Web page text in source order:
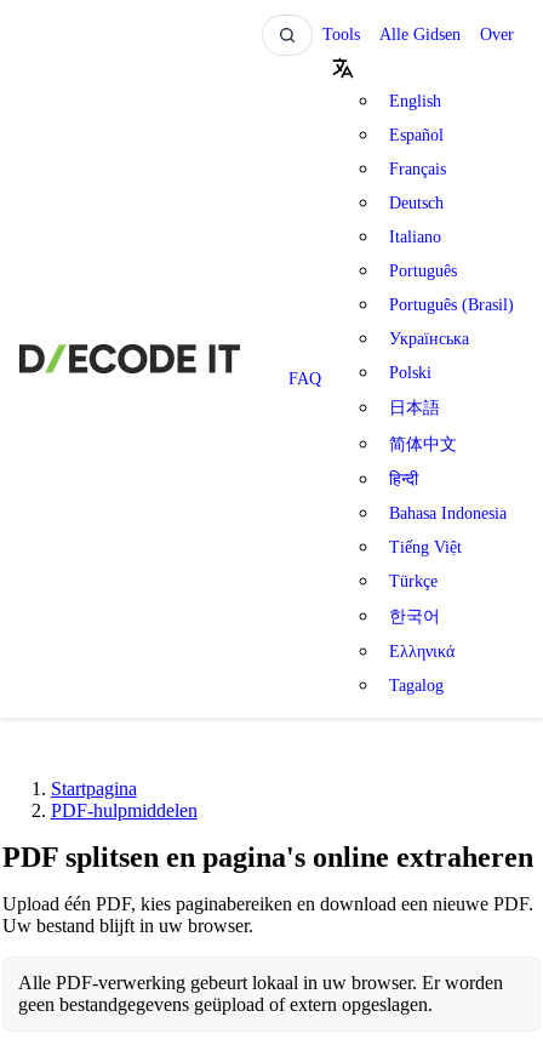
Tools Alle Gidsen Over
FAQ
English
Español
Français
Deutsch
Italiano
Português
Português (Brasil)
Українська
Polski
日本語
简体中文
हिन्दी
Bahasa Indonesia
Tiếng Việt
Türkçe
한국어
Ελληνικά
Tagalog
Startpagina
PDF-hulpmiddelen
PDF splitsen en pagina's online extraheren
Upload één PDF, kies paginabereiken en download een nieuwe PDF.
Uw bestand blijft in uw browser.
Alle PDF-verwerking gebeurt lokaal in uw browser. Er worden
geen bestandgegevens geüpload of extern opgeslagen.